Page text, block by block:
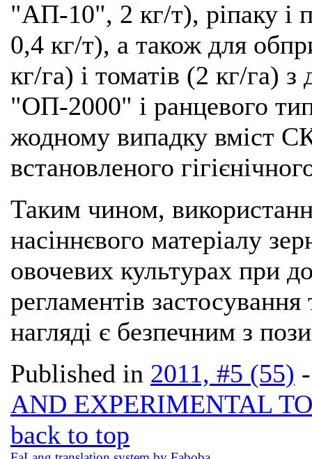
"АП-10", 2 кг/т), ріпаку і
0,4 кг/т), а також для
кг/га) і томатів (2 кг/га)
"ОП-2000" і ранцевого
жодному випадку вміст
встановленого
Таким чином,
насіннєвого матеріалу
овочевих культурах при
регламентів
нагляді є безпечним з
Published in 2011, #5 (55)
AND EXPERIMENTAL
back to top